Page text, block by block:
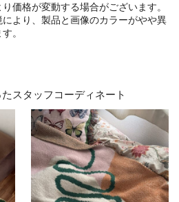
価格が変動する場合がございます。
より、製品と画像のカラーがやや異
。
スタッフコーディネート